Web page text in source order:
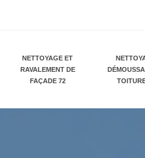
NETTOYAGE ET
RAVALEMENT DE
FAÇADE 72